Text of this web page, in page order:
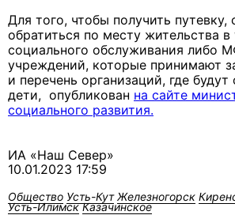
Для того, чтобы получить путевку,
обратиться по месту жительства
социального обслуживания либо
учреждений, которые принимают
и перечень организаций, где будут
дети, опубликован на сайте
социального развития.
ИА «Наш Север»
10.01.2023 17:59
Общество Усть-Кут Железногорск
Усть-Илимск Казачинское